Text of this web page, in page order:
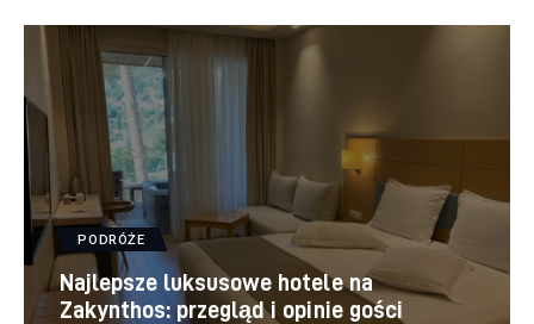
PODRÓŻE
Najlepsze luksusowe hotele na
Zakynthos: przegląd i opinie gości